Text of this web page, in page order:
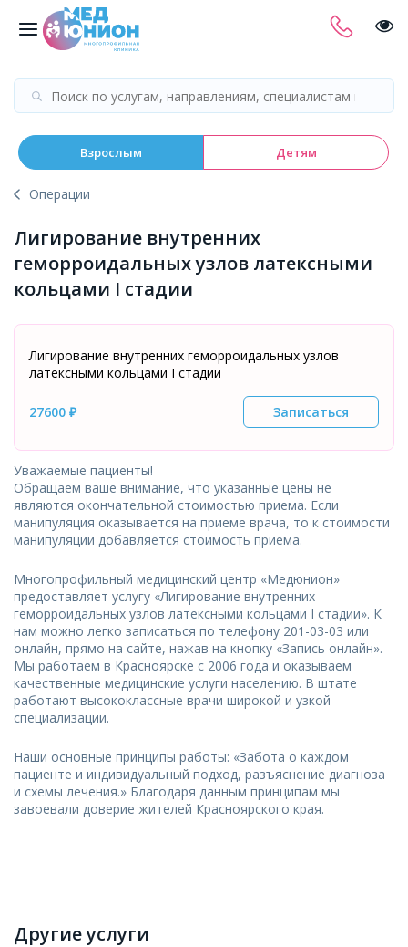
Взрослым Детям
Операции
Лигирование внутренних
геморроидальных узлов латексными
кольцами I стадии
Лигирование внутренних геморроидальных узлов
латексными кольцами I стадии
27600 ₽ Записаться
Уважаемые пациенты!
Обращаем ваше внимание, что указанные цены не
являются окончательной стоимостью приема. Если
манипуляция оказывается на приеме врача, то к стоимости
манипуляции добавляется стоимость приема.
Многопрофильный медицинский центр «Медюнион»
предоставляет услугу «Лигирование внутренних
геморроидальных узлов латексными кольцами I стадии». К
нам можно легко записаться по телефону 201-03-03 или
онлайн, прямо на сайте, нажав на кнопку «Запись онлайн».
Мы работаем в Красноярске с 2006 года и оказываем
качественные медицинские услуги населению. В штате
работают высококлассные врачи широкой и узкой
специализации.
Наши основные принципы работы: «Забота о каждом
пациенте и индивидуальный подход, разъяснение диагноза
и схемы лечения.» Благодаря данным принципам мы
завоевали доверие жителей Красноярского края.
Другие услуги